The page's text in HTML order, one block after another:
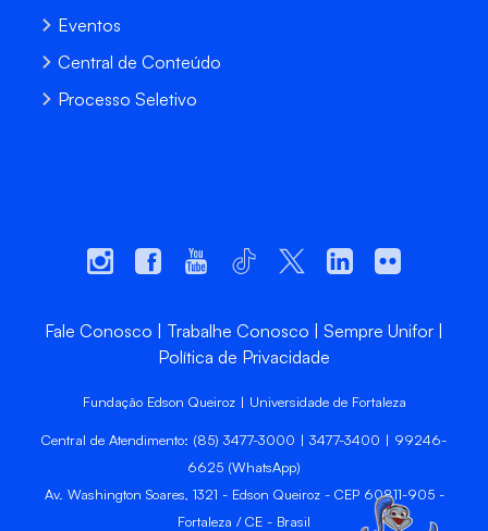
Eventos
Central de Conteúdo
Processo Seletivo
Fale Conosco Trabalhe Conosco
Sempre Unifor
Política de Privacidade
Fundação Edson Queiroz | Universidade de Fortaleza
Central de Atendimento: (85) 3477-3000 | 3477-3400 | 99246-
6625 (WhatsApp)
Av. Washington Soares, 1321 - Edson Queiroz - CEP 60811-905 -
Fortaleza / CE - Brasil